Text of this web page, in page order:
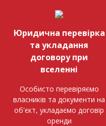
Юридична перевірка
та укладання
договору при
вселенні
Особисто перевіряємо
власників та документи на
об'єкт, укладаємо договір
оренди